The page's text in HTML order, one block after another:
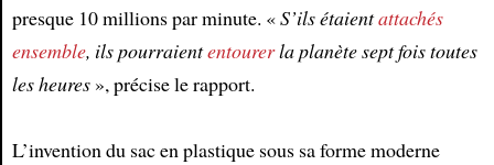
presque 10 millions par minute. «S’ils étaientattachés
ensemble, ils pourraiententourerla planète sept fois toutes
les heures», précise le rapport.
L’invention du sac en plastique sous sa forme moderne